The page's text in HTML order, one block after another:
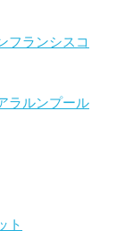
フランシスコ
ラルンプール
ト